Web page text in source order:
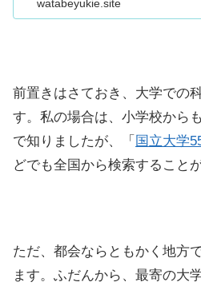
その内容もレベ
watabeyukie.site
前置きはさておき、大学での
す。私の場合は、小学校から
で知りましたが、「 国立大学
どでも全国から検索すること
ただ、都会ならともかく地方
ます。ふだんから、最寄の大